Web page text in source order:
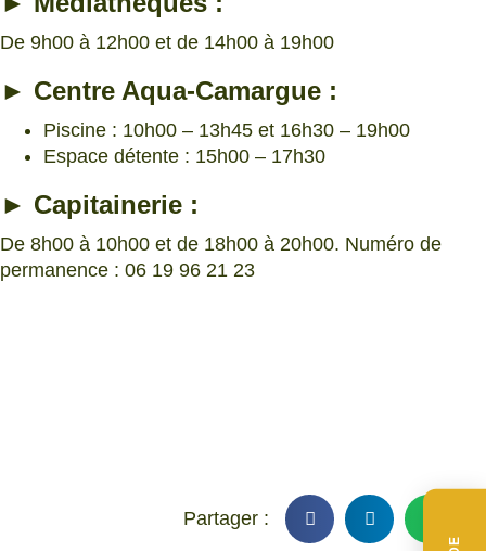
De 9h00 à 12h00 et de 14h00 à 19h00
► Centre Aqua-Camargue :
Piscine : 10h00 – 13h45 et 16h30 – 19h00
Espace détente : 15h00 – 17h30
► Capitainerie :
De 8h00 à 10h00 et de 18h00 à 20h00. Numéro de
permanence : 06 19 96 21 23